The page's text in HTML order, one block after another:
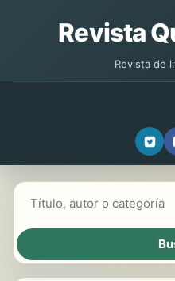
Revista
Revista de